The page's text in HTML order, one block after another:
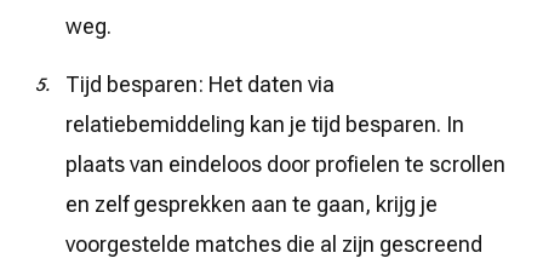
weg.
Tijd besparen: Het daten via
relatiebemiddeling kan je tijd besparen. In
plaats van eindeloos door profielen te scrollen
en zelf gesprekken aan te gaan, krijg je
voorgestelde matches die al zijn gescreend